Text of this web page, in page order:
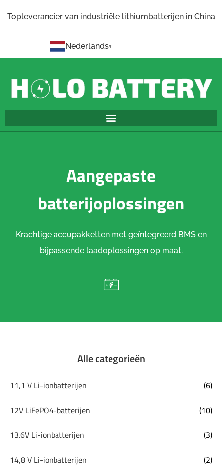
Topleverancier van industriële lithiumbatterijen in China
Nederlands
Aangepaste
batterijoplossingen
Krachtige accupakketten met geïntegreerd BMS en
bijpassende laadoplossingen op maat.
Alle categorieën
11,1 V Li-ionbatterijen (6)
12V LiFePO4-batterijen (10)
13.6V Li-ionbatterijen (3)
14,8 V Li-ionbatterijen (2)